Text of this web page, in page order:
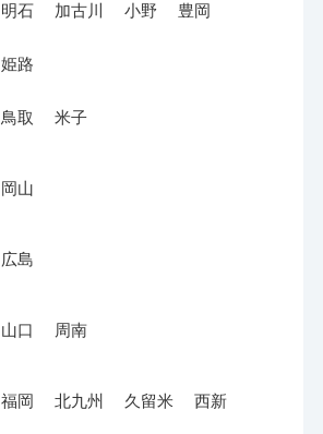
明石 加古川 小野 豊岡
姫路
鳥取 米子
岡山
広島
山口 周南
福岡 北九州 久留米 西新